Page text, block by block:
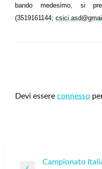
bando medesimo, si
(3519161144;
Devi essere connesso
Navigazione
Campionato